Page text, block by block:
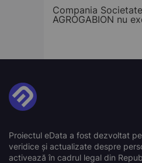
Compania
AGROGABION nu
Proiectul eData a fost dezvoltat
veridice și actualizate despre
activează în cadrul legal din